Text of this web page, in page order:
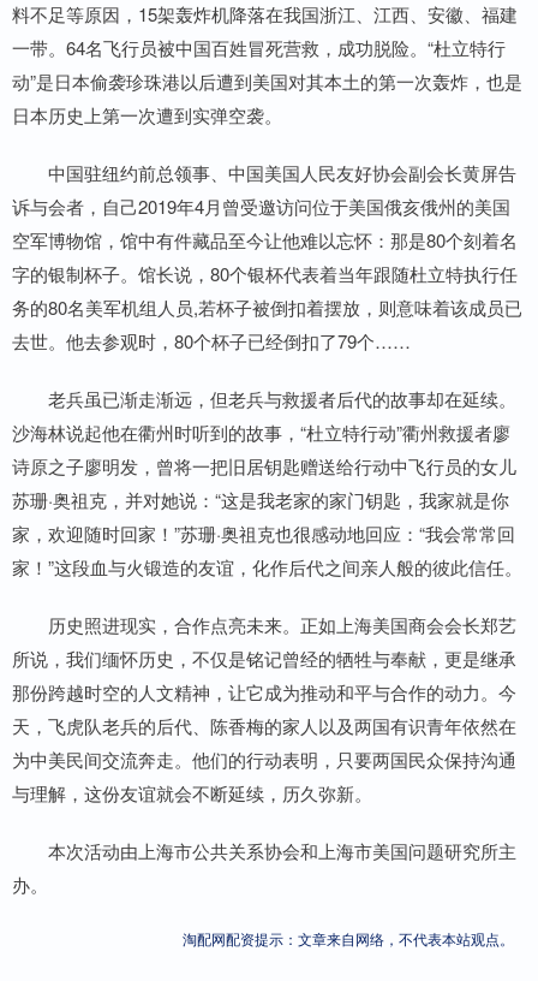
料不足等原因，15架轰炸机降落在我国浙江、江西、安徽、福建
一带。64名飞行员被中国百姓冒死营救，成功脱险。“杜立特行
动”是日本偷袭珍珠港以后遭到美国对其本土的第一次轰炸，也是
日本历史上第一次遭到实弹空袭。
中国驻纽约前总领事、中国美国人民友好协会副会长黄屏告
诉与会者，自己2019年4月曾受邀访问位于美国俄亥俄州的美国
空军博物馆，馆中有件藏品至今让他难以忘怀：那是80个刻着名
字的银制杯子。馆长说，80个银杯代表着当年跟随杜立特执行任
务的80名美军机组人员,若杯子被倒扣着摆放，则意味着该成员已
去世。他去参观时，80个杯子已经倒扣了79个……
老兵虽已渐走渐远，但老兵与救援者后代的故事却在延续。
沙海林说起他在衢州时听到的故事，“杜立特行动”衢州救援者廖
诗原之子廖明发，曾将一把旧居钥匙赠送给行动中飞行员的女儿
苏珊·奥祖克，并对她说：“这是我老家的家门钥匙，我家就是你
家，欢迎随时回家！”苏珊·奥祖克也很感动地回应：“我会常常回
家！”这段血与火锻造的友谊，化作后代之间亲人般的彼此信任。
历史照进现实，合作点亮未来。正如上海美国商会会长郑艺
所说，我们缅怀历史，不仅是铭记曾经的牺牲与奉献，更是继承
那份跨越时空的人文精神，让它成为推动和平与合作的动力。今
天，飞虎队老兵的后代、陈香梅的家人以及两国有识青年依然在
为中美民间交流奔走。他们的行动表明，只要两国民众保持沟通
与理解，这份友谊就会不断延续，历久弥新。
本次活动由上海市公共关系协会和上海市美国问题研究所主
办。
淘配网配资提示：文章来自网络，不代表本站观点。